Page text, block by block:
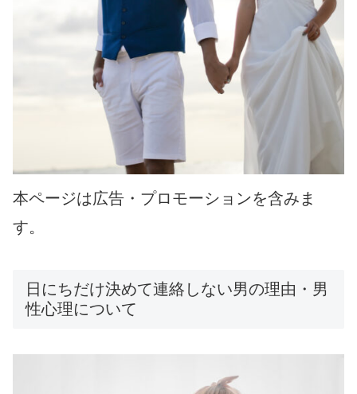
本ページは広告・プロモーションを含みま
す。
日にちだけ決めて連絡しない男の理由・男
性心理について